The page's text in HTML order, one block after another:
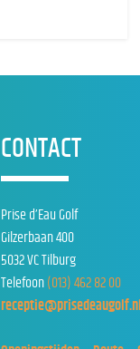
CONTACT
Prise d’Eau Golf
Gilzerbaan 400
5032 VC Tilburg
Telefoon (013) 462 82 00
receptie@prisedeaugolf.nl